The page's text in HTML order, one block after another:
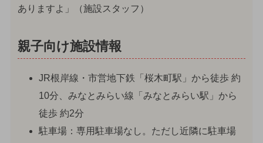
ありますよ」（施設スタッフ）
親子向け施設情報
JR根岸線・市営地下鉄「桜木町駅」から徒歩 約
10分、みなとみらい線「みなとみらい駅」から
徒歩 約2分
駐車場：専用駐車場なし。ただし近隣に駐車場